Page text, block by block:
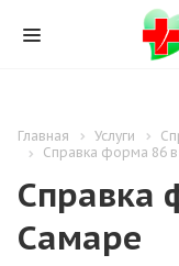
Главная Услуги
Справка форма 86
Справка
Самаре